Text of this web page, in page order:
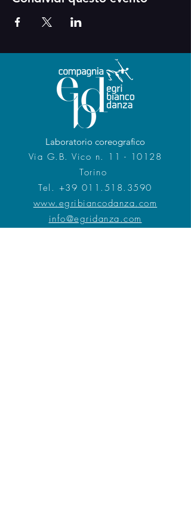
Laboratorio coreografico
Via G.B. Vico n. 11 - 10128
Torino
Tel. +39 011.518.3590
www.egribiancodanza.com
info@egridanza.com